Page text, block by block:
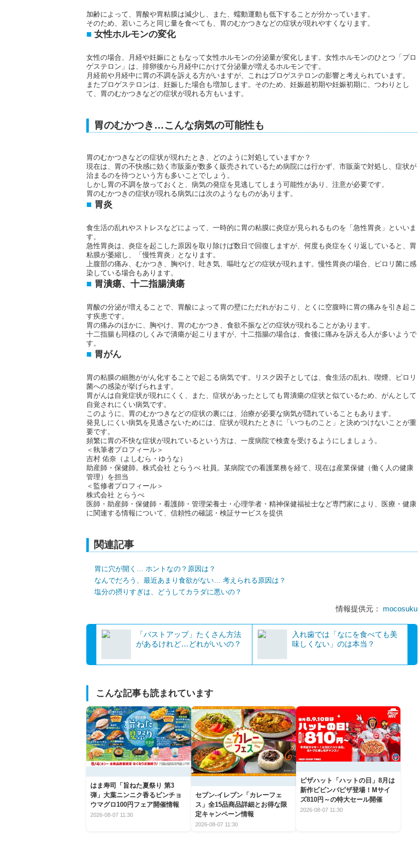
加齢によって、胃酸や胃粘膜は減少し、また、蠕動運動も低下することが分かっています。
そのため、若いころと同じ量を食べても、胃のむかつきなどの症状が現れやすくなります。
女性ホルモンの変化
女性の場合、月経や妊娠にともなって女性ホルモンの分泌量が変化します。女性ホルモンのひとつ「プロ
ゲステロン」は、排卵後から月経中にかけて分泌量が増えるホルモンです。
月経前や月経中に胃の不調を訴える方がいますが、これはプロゲステロンの影響と考えられています。
またプロゲステロンは、妊娠した場合も増加します。そのため、妊娠超初期や妊娠初期に、つわりとし
て、胃のむかつきなどの症状が現れる方もいます。
胃のむかつき…こんな病気の可能性も
胃のむかつきなどの症状が現れたとき、どのように対処していますか？
現在は、胃の不快感に効く市販薬が数多く販売されているため病院には行かず、市販薬で対処し、症状が
治まるのを待つという方も多いことでしょう。
しかし胃の不調を放っておくと、病気の発症を見逃してしまう可能性があり、注意が必要です。
胃のむかつきの症状が現れる病気には次のようなものがあります。
胃炎
食生活の乱れやストレスなどによって、一時的に胃の粘膜に炎症が見られるものを「急性胃炎」といいま
す。
急性胃炎は、炎症を起こした原因を取り除けば数日で回復しますが、何度も炎症をくり返していると、胃
粘膜が萎縮し、「慢性胃炎」となります。
上腹部の痛み、むかつき、胸やけ、吐き気、嘔吐などの症状が現れます。慢性胃炎の場合、ピロリ菌に感
染している場合もあります。
胃潰瘍、十二指腸潰瘍
胃酸の分泌が増えることで、胃酸によって胃の壁にただれがおこり、とくに空腹時に胃の痛みを引き起こ
す疾患です。
胃の痛みのほかに、胸やけ、胃のむかつき、食欲不振などの症状が現れることがあります。
十二指腸も同様のしくみで潰瘍が起こりますが、十二指腸の場合は、食後に痛みを訴える人が多いようで
す。
胃がん
胃の粘膜の細胞ががん化することで起こる病気です。リスク因子としては、食生活の乱れ、喫煙、ピロリ
菌への感染が挙げられます。
胃がんは自覚症状が現れにくく、また、症状があったとしても胃潰瘍の症状と似ているため、がんとして
自覚されにくい病気です。
このように、胃のむかつきなどの症状の裏には、治療が必要な病気が隠れていることもあります。
発見しにくい病気を見逃さないためには、症状が現れたときに「いつものこと」と決めつけないことが重
要です。
頻繁に胃の不快な症状が現れているという方は、一度病院で検査を受けるようにしましょう。
＜執筆者プロフィール＞
吉村 佑奈（よしむら・ゆうな）
助産師・保健師。株式会社 とらうべ 社員。某病院での看護業務を経て、現在は産業保健（働く人の健康
管理）を担当
＜監修者プロフィール＞
株式会社 とらうべ
医師・助産師・保健師・看護師・管理栄養士・心理学者・精神保健福祉士など専門家により、医療・健康
に関連する情報について、信頼性の確認・検証サービスを提供
関連記事
胃に穴が開く… ホントなの？原因は？
なんでだろう、最近あまり食欲がない… 考えられる原因は？
塩分の摂りすぎは、どうしてカラダに悪いの？
情報提供元： mocosuku
「バストアップ」たくさん方法
があるけれど…どれがいいの？
入れ歯では「なにを食べても美
味しくない」のは本当？
こんな記事も読まれています
はま寿司「旨ねた夏祭り 第3
弾」大葉ニンニク香るビンチョ
ウマグロ100円フェア開催情報
2026-08-07 11:30
セブン‐イレブン「カレーフェ
ス」全15品商品詳細とお得な限
定キャンペーン情報
2026-08-07 11:30
ピザハット「ハットの日」8月は
新作ビビンバピザ登場！Mサイ
ズ810円～の特大セール開催
2026-08-07 11:30